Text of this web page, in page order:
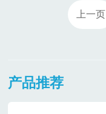
上一页
产品推荐